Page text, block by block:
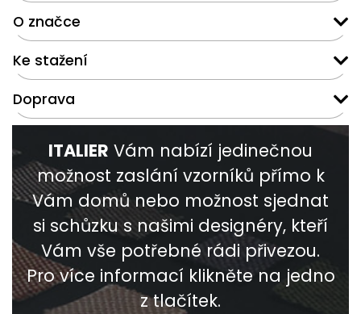
O značce
Ke stažení
Doprava
ITALIER Vám nabízí jedinečnou
možnost zaslání vzorníků přímo k
Vám domů nebo možnost sjednat
si schůzku s našimi designéry, kteří
Vám vše potřebné rádi přivezou.
Pro více informací klikněte na jedno
z tlačítek.